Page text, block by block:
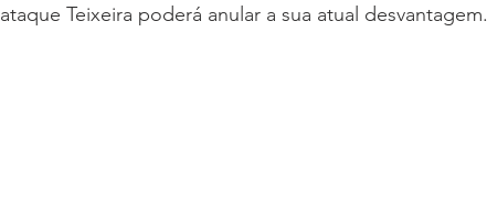
ataque Teixeira poderá anular a sua atual desvantagem.